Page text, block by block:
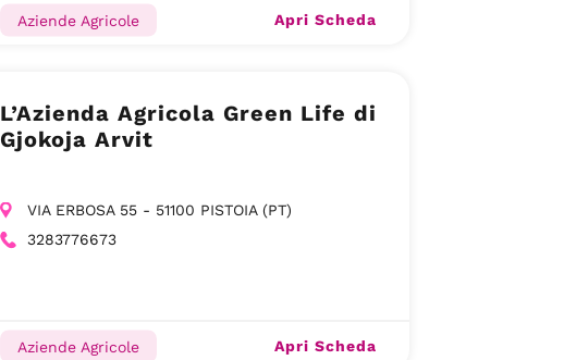
Aziende Agricole Apri Scheda
L’Azienda Agricola Green Life di
Gjokoja Arvit
VIA ERBOSA 55 - 51100 PISTOIA (PT)
3283776673
Aziende Agricole Apri Scheda